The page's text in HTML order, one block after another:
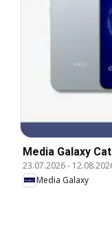
Media Galaxy
23.07.2026-
Media Galaxy